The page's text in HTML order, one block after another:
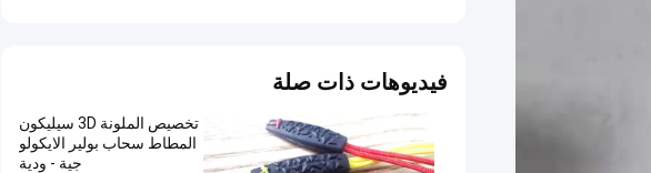
فيديوهات ذات صلة
تخصيص الملونة 3D سيليكون
المطاط سحاب بولير الايكولو
جية - ودية